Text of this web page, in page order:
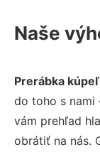
Naše
Prerábka
do toho s nami
vám prehľad
obrátiť na nás.